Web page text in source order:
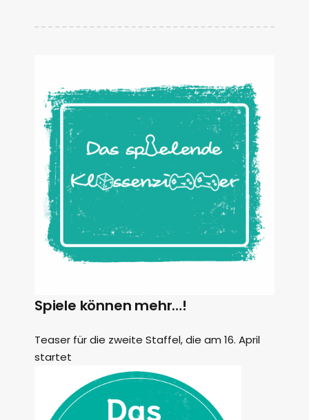
Spiele können mehr…!
Teaser für die zweite Staffel, die am 16. April
startet